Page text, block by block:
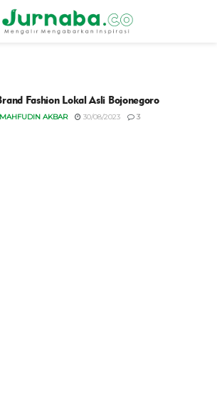
Fashion Lokal Asli Bojonegoro
MAHFUDIN AKBAR 30/08/2023 3